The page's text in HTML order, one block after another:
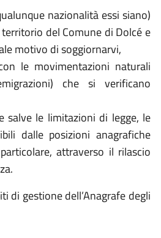
nazionalità essi siano)
del Comune di Dolcé e
motivo di soggiornarvi,
le movimentazioni naturali
che si verificano
salve le limitazioni di legge, le
dalle posizioni anagrafiche
attraverso il rilascio
di gestione dell’Anagrafe degli